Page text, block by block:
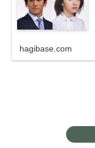
hagibase.com